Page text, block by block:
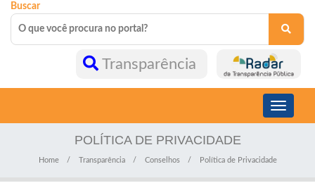
Buscar
Transparência
Toggle
POLÍTICA DE PRIVACIDADE
Home Transparência Conselhos Política de Privacidade